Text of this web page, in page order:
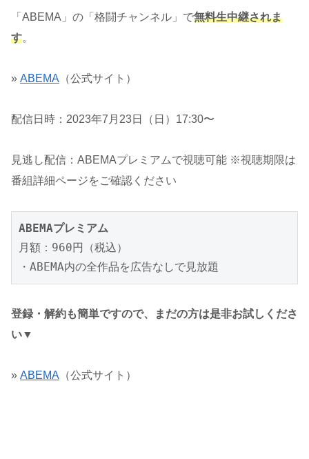
「ABEMA」の「格闘チャンネル」で無料生中継されま
す。
» ABEMA （公式サイト）
配信日時：2023年7月23日（日）17:30〜
見逃し配信：ABEMAプレミアムで視聴可能 ※視聴期限は
番組詳細ページをご確認ください
ABEMAプレミアム
月額：960円（税込）
・ABEMA内の全作品を広告なしで見放題
登録・解約も簡単ですので、まだの方は是非お試しくださ
い▼
» ABEMA （公式サイト）